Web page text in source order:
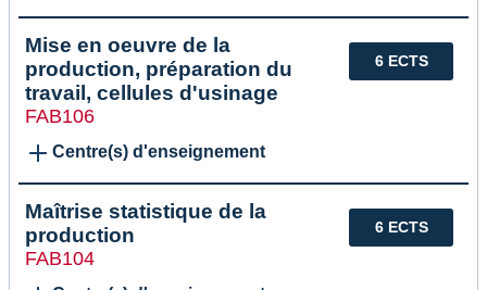
6 ECTS
Mise en oeuvre de la
production, préparation du
travail, cellules d'usinage
FAB106
Centre(s) d'enseignement
6 ECTS
Maîtrise statistique de la
production
FAB104